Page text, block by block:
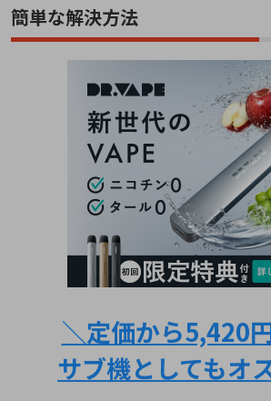
簡単な解決方法
＼定価から5,420
サブ機としてもオ